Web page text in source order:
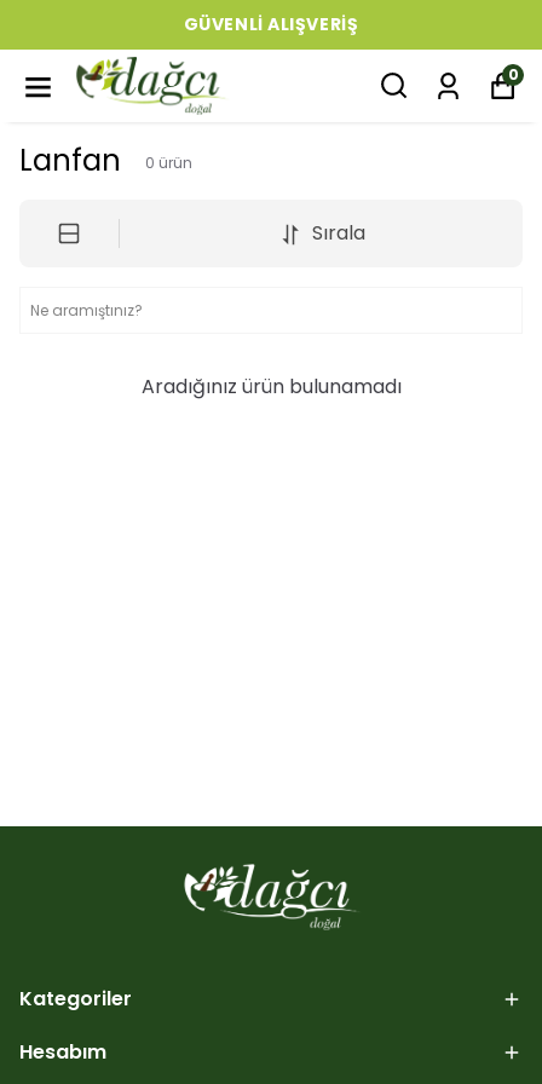
GÜVENLI ALIŞVERIŞ
0
Lanfan 0 ürün
Sırala
Aradığınız ürün bulunamadı
Kategoriler
Hesabım